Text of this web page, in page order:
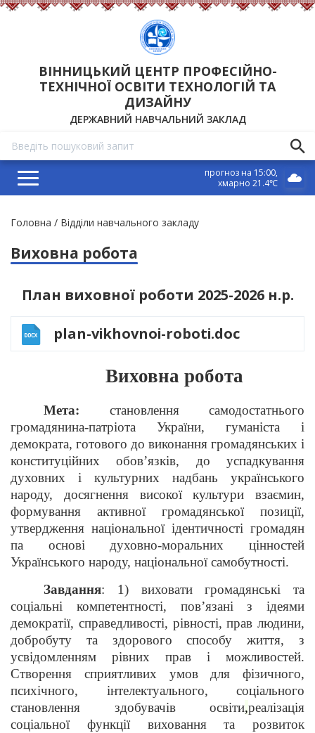
ВІННИЦЬКИЙ ЦЕНТР ПРОФЕСІЙНО-
ТЕХНІЧНОЇ ОСВІТИ ТЕХНОЛОГІЙ ТА
ДИЗАЙНУ
ДЕРЖАВНИЙ НАВЧАЛЬНИЙ ЗАКЛАД
прогноз на 15:00
хмарно 21.4℃
Рядок
навіґації
Головна Відділи навчального закладу
Виховна робота
План виховної роботи 2025-2026 н.р.
plan-vikhovnoi-roboti.doc
Виховна робота
Мета: становлення самодостатнього
громадянина-патріота України, гуманіста і
демократа, готового до виконання громадянських і
конституційних обов’язків, до успадкування
духовних і культурних надбань українського
народу, досягнення високої культури взаємин,
формування активної громадянської позиції,
утвердження національної ідентичності громадян
па основі духовно-моральних цінностей
Українського народу, національної самобутності.
Завдання: 1) виховати громадянські та
соціальні компетентності, пов’язані з ідеями
демократії, справедливості, рівності, прав людини,
добробуту та здорового способу життя, з
усвідомленням рівних прав і можливостей.
Створення сприятливих умов для фізичного,
психічного, інтелектуального, соціального
становлення здобувачів освіти,реалізація
соціальної функції виховання та розвиток